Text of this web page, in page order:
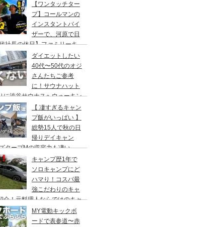
【ワンタッチター
プ】コールマンの
インスタントバイ
ザーで、河原で日
社長の休日】ファミリーキ
んは、まずこのスタイルでデ
すすめです。
ダイエットしたい
40代〜50代のオジ
さんたちご参考
に！サウナハット
に渋谷サウナスへウォーキン
レー食べに六本木のCoCo壱
【 凄すぎるキャン
プ飯がいっぱい 】
総勢15人で秋の日
帰りデイキャン
タープMの収容力も凄い。
場”秋川橋河川公園バーベキ
キャンプ歴1年で
ソロキャンプにど
ハマり！コスパ最
強こだわりのキャ
介！元料理人ならではのキャ
今回は、千葉県一番星キャン
プでソログルキャンプ。
MY電動キックボ
ードで表参道〜赤